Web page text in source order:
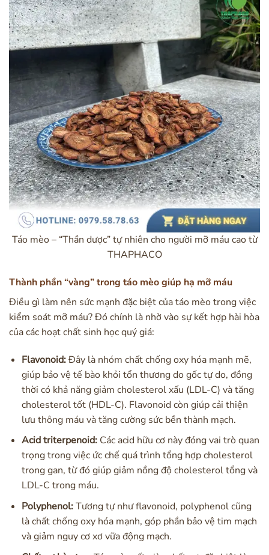
Táo mèo – “Thần dược” tự nhiên cho người mỡ máu cao từ
THAPHACO
Thành phần “vàng” trong táo mèo giúp hạ mỡ máu
Điều gì làm nên sức mạnh đặc biệt của táo mèo trong việc
kiểm soát mỡ máu? Đó chính là nhờ vào sự kết hợp hài hòa
của các hoạt chất sinh học quý giá:
Flavonoid:Đây là nhóm chất chống oxy hóa mạnh mẽ,
giúp bảo vệ tế bào khỏi tổn thương do gốc tự do, đồng
thời có khả năng giảm cholesterol xấu (LDL-C) và tăng
cholesterol tốt (HDL-C). Flavonoid còn giúp cải thiện
lưu thông máu và tăng cường sức bền thành mạch.
Acid triterpenoid:Các acid hữu cơ này đóng vai trò quan
trọng trong việc ức chế quá trình tổng hợp cholesterol
trong gan, từ đó giúp giảm nồng độ cholesterol tổng và
LDL-C trong máu.
Polyphenol:Tương tự như flavonoid, polyphenol cũng
là chất chống oxy hóa mạnh, góp phần bảo vệ tim mạch
và giảm nguy cơ xơ vữa động mạch.